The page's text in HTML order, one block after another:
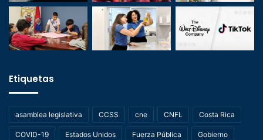
Etiquetas
asamblea legislativa CCSS cne CNFL Costa Rica
COVID-19 Estados Unidos Fuerza Pública Gobierno